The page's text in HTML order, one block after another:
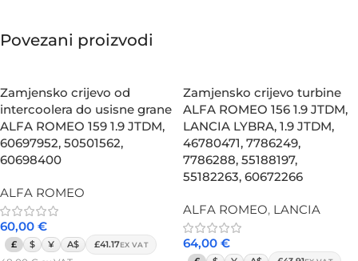
Povezani proizvodi
Zamjensko crijevo od
intercoolera do usisne grane
ALFA ROMEO 159 1.9 JTDM,
60697952, 50501562,
60698400
ALFA ROMEO
60,00 €
£ $ ¥ A$ £41.17EX VAT
Zamjensko crijevo turbine
ALFA ROMEO 156 1.9 JTDM,
LANCIA LYBRA, 1.9 JTDM,
46780471, 7786249,
7786288, 55188197,
55182263, 60672266
ALFA ROMEO, LANCIA
64,00 €